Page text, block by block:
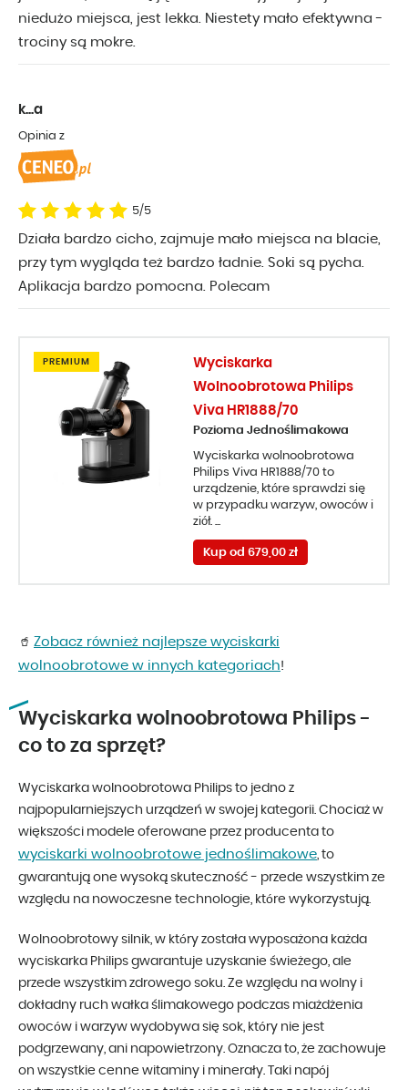
niedużo miejsca, jest lekka. Niestety mało efektywna -
trociny są mokre.
5/5
Działa bardzo cicho, zajmuje mało miejsca na blacie,
przy tym wygląda też bardzo ładnie. Soki są pycha.
Aplikacja bardzo pomocna. Polecam
k...a
Opinia z
Wyciskarka
Wolnoobrotowa Philips
Viva HR1888/70
Pozioma Jednoślimakowa
Wyciskarka wolnoobrotowa
Philips Viva HR1888/70 to
urządzenie, które sprawdzi się
w przypadku warzyw, owoców i
ziół. ...
Kup od 679,00 zł
PREMIUM
🥤 Zobacz również najlepsze wyciskarki
wolnoobrotowe w innych kategoriach!
Wyciskarka wolnoobrotowa Philips -
co to za sprzęt?
Wyciskarka wolnoobrotowa Philips to jedno z
najpopularniejszych urządzeń w swojej kategorii. Chociaż w
większości modele oferowane przez producenta to
wyciskarki wolnoobrotowe jednoślimakowe , to
gwarantują one wysoką skuteczność - przede wszystkim ze
względu na nowoczesne technologie, które wykorzystują.
Wolnoobrotowy silnik, w który została wyposażona każda
wyciskarka Philips gwarantuje uzyskanie świeżego, ale
przede wszystkim zdrowego soku. Ze względu na wolny i
dokładny ruch wałka ślimakowego podczas miażdżenia
owoców i warzyw wydobywa się sok, który nie jest
podgrzewany, ani napowietrzony. Oznacza to, że zachowuje
on wszystkie cenne witaminy i minerały. Taki napój